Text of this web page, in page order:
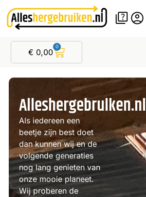
€ 0,00
0
Alleshergebruiken.nl
Als iedereen een
beetje zijn best doet
dan kunnen wij en de
volgende generaties
nog lang genieten van
onze mooie planeet.
Wij proberen de